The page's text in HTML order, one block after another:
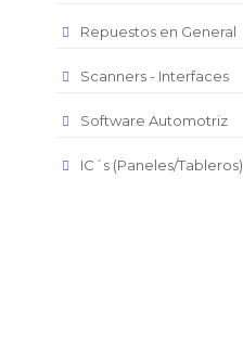
Repuestos en General
Scanners - Interfaces
Software Automotriz
IC´s (Paneles/Tableros)